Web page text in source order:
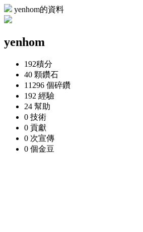
yenhom的資料
yenhom
192積分
40 顆鑽石
11296 個碎鑽
192 經驗
24 幫助
0 技術
0 貢獻
0 次宣傳
0 個金豆